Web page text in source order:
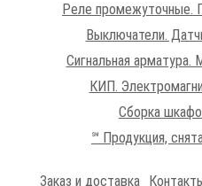
Реле промежуточные.
Выключатели.
Сигнальная
КИП.
Сборка
℠ Продукция,
Заказ и доставка